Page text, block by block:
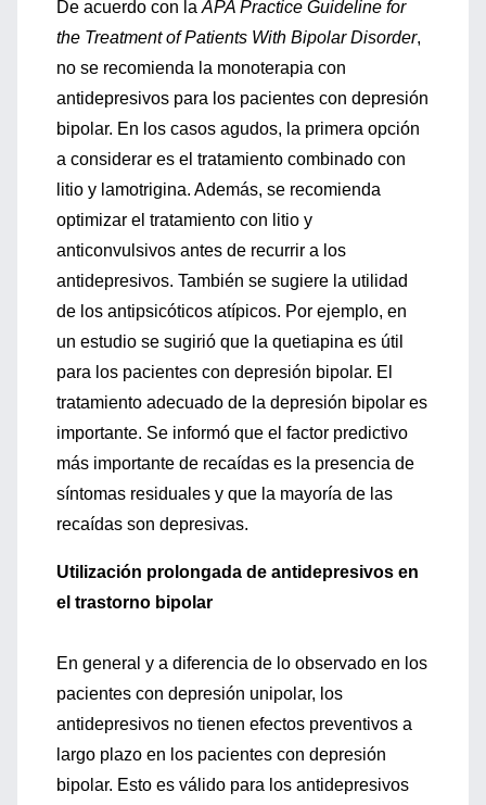
De acuerdo con la APA Practice Guideline for
the Treatment of Patients With Bipolar Disorder,
no se recomienda la monoterapia con
antidepresivos para los pacientes con depresión
bipolar. En los casos agudos, la primera opción
a considerar es el tratamiento combinado con
litio y lamotrigina. Además, se recomienda
optimizar el tratamiento con litio y
anticonvulsivos antes de recurrir a los
antidepresivos. También se sugiere la utilidad
de los antipsicóticos atípicos. Por ejemplo, en
un estudio se sugirió que la quetiapina es útil
para los pacientes con depresión bipolar. El
tratamiento adecuado de la depresión bipolar es
importante. Se informó que el factor predictivo
más importante de recaídas es la presencia de
síntomas residuales y que la mayoría de las
recaídas son depresivas.
Utilización prolongada de antidepresivos en
el trastorno bipolar
En general y a diferencia de lo observado en los
pacientes con depresión unipolar, los
antidepresivos no tienen efectos preventivos a
largo plazo en los pacientes con depresión
bipolar. Esto es válido para los antidepresivos